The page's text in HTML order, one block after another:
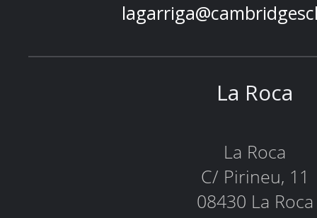
La Roca
La Roca
C/ Pirineu, 11
08430 La Roca